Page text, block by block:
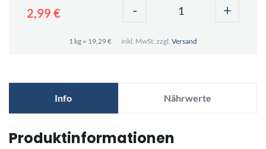
2,99 € - +
1 kg = 19,29 € inkl. MwSt. zzgl. Versand
Info Nährwerte
Produktinformationen